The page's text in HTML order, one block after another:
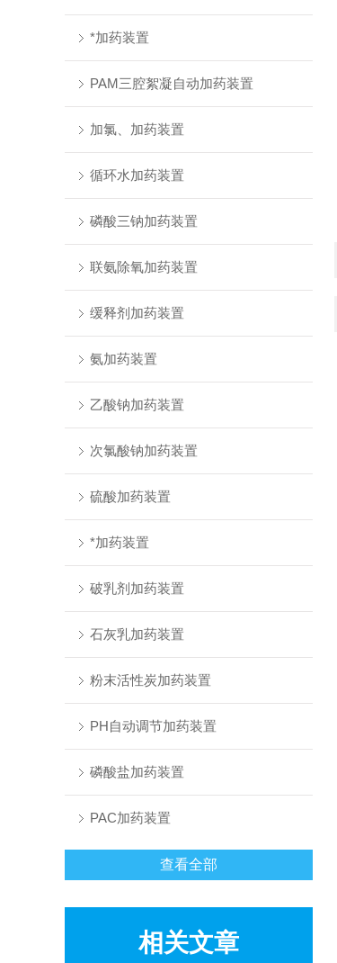
*加药装置
PAM三腔絮凝自动加药装置
加氯、加药装置
循环水加药装置
磷酸三钠加药装置
联氨除氧加药装置
缓释剂加药装置
氨加药装置
乙酸钠加药装置
次氯酸钠加药装置
硫酸加药装置
*加药装置
破乳剂加药装置
石灰乳加药装置
粉末活性炭加药装置
PH自动调节加药装置
磷酸盐加药装置
PAC加药装置
查看全部
相关文章